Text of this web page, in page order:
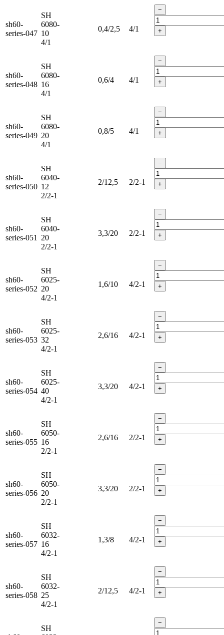
sh60-
series-047
SH
6080-
10
4/1
0,4/2,5 4/1
−
+
sh60-
series-048
SH
6080-
16
4/1
0,6/4 4/1
−
+
sh60-
series-049
SH
6080-
20
4/1
0,8/5 4/1
−
+
sh60-
series-050
SH
6040-
12
2/2-1
2/12,5 2/2-1
−
+
sh60-
series-051
SH
6040-
20
2/2-1
3,3/20 2/2-1
−
+
sh60-
series-052
SH
6025-
20
4/2-1
1,6/10 4/2-1
−
+
sh60-
series-053
SH
6025-
32
4/2-1
2,6/16 4/2-1
−
+
sh60-
series-054
SH
6025-
40
4/2-1
3,3/20 4/2-1
−
+
sh60-
series-055
SH
6050-
16
2/2-1
2,6/16 2/2-1
−
+
sh60-
series-056
SH
6050-
20
2/2-1
3,3/20 2/2-1
−
+
sh60-
series-057
SH
6032-
16
4/2-1
1,3/8 4/2-1
−
+
sh60-
series-058
SH
6032-
25
4/2-1
2/12,5 4/2-1
−
+
SH
−